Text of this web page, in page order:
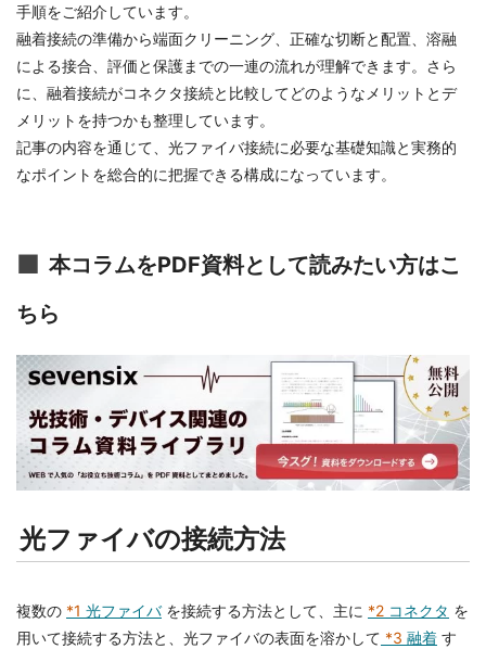
手順をご紹介しています。
融着接続の準備から端面クリーニング、正確な切断と配置、溶融
による接合、評価と保護までの一連の流れが理解できます。さら
に、融着接続がコネクタ接続と比較してどのようなメリットとデ
メリットを持つかも整理しています。
記事の内容を通じて、光ファイバ接続に必要な基礎知識と実務的
なポイントを総合的に把握できる構成になっています。
本コラムをPDF資料として読みたい方はこ
ちら
光ファイバの接続方法
複数の *1 光ファイバを接続する方法として、主に *2 コネクタ を
用いて接続する方法と、光ファイバの表面を溶かして *3 融着 す